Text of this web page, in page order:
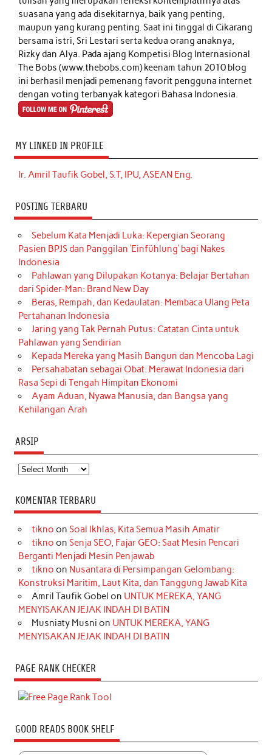
suasana yang ada disekitarnya, baik yang penting,
maupun yang kurang penting. Saat ini tinggal di Cikarang
bersama istri, Sri Lestari serta kedua orang anaknya,
Rizky dan Alya. Pada ajang Kompetisi Blog Internasional
The Bobs (www.thebobs.com) keenam tahun 2010 blog
ini berhasil menjadi pemenang favorit pengguna internet
dengan voting terbanyak kategori Bahasa Indonesia.
MY LINKED IN PROFILE
Ir. Amril Taufik Gobel, S.T, IPU, ASEAN Eng.
POSTING TERBARU
Sebelum Kata Menjadi Luka: Kepergian Seorang
Pasien BPJS dan Panggilan ‘Einfühlung’ bagi Nakes
Indonesia
Pahlawan yang Dilupakan Kotanya: Belajar Bertahan
dari Spider-Man: Brand New Day
Beras, Rempah, dan Kedaulatan: Membaca Ulang Peta
Pertahanan Indonesia
Jaring yang Tak Pernah Putus: Catatan Cinta untuk
Pahlawan yang Sendirian
Kepada Mereka yang Masih Bangun dan Mencoba Lagi
Persahabatan sebagai Obat: Merawat Indonesia dari
Rasa Sepi di Tengah Himpitan Ekonomi
Ayam Aduan, Nyawa Manusia, dan Bangsa yang
Kehilangan Arah
ARSIP
Arsip
KOMENTAR TERBARU
tikno on Soal Ikhlas, Kita Semua Masih Amatir
tikno on Senja SEO, Fajar GEO: Saat Mesin Pencari
Berganti Menjadi Mesin Penjawab
tikno on Nusantara di Persimpangan Gelombang:
Konstruksi Maritim, Laut Kita, dan Tanggung Jawab Kita
Amril Taufik Gobel on UNTUK MEREKA, YANG
MENYISAKAN JEJAK INDAH DI BATIN
Musniaty Musni on UNTUK MEREKA, YANG
MENYISAKAN JEJAK INDAH DI BATIN
PAGE RANK CHECKER
GOOD READS BOOK SHELF